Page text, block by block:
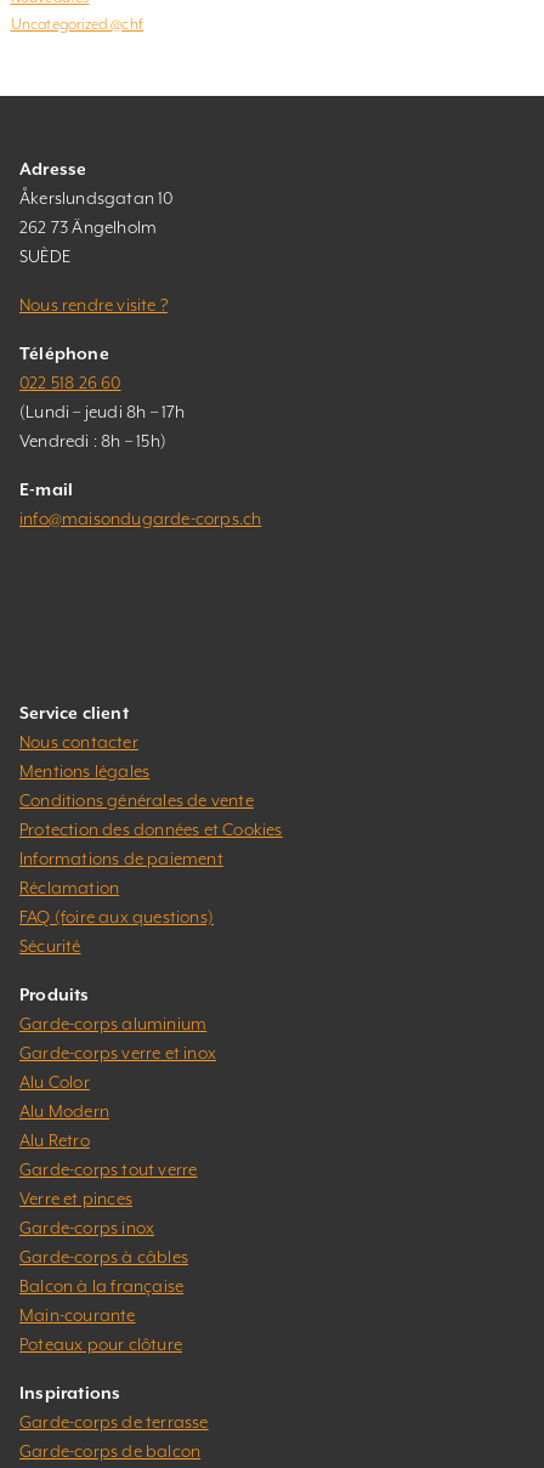
Uncategorized @chf
Adresse
Åkerslundsgatan 10
262 73 Ängelholm
SUÈDE
Nous rendre visite ?
Téléphone
022 518 26 60
(Lundi – jeudi 8h – 17h
Vendredi : 8h – 15h)
E-mail
info@maisondugarde-corps.ch
Service client
Nous contacter
Mentions légales
Conditions générales de vente
Protection des données et Cookies
Informations de paiement
Réclamation
FAQ (foire aux questions)
Sécurité
Produits
Garde-corps aluminium
Garde-corps verre et inox
Alu Color
Alu Modern
Alu Retro
Garde-corps tout verre
Verre et pinces
Garde-corps inox
Garde-corps à câbles
Balcon à la française
Main-courante
Poteaux pour clôture
Inspirations
Garde-corps de terrasse
Garde-corps de balcon